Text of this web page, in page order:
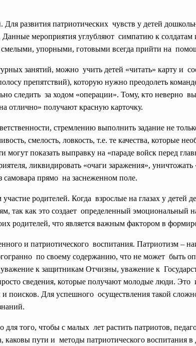
развития патриотических чувств у детей
мероприятия углубляют симпатию к солдатам
упорными, готовыми всегда прийти на
занятий, можно учить детей «читать» карту и
препятствий), которую нужно преодолеть
следить за ходом «операции». Тому, кто неверно
отлично» получают красную карточку.
стремлению выполнить задание не
смелость, ловкость, т.е. те качества, которые
показать выправку на «параде войск перед
ликвидировать «очаги заражения»,
прямо на заснеженном поле.
родителей. Когда взрослые на глазах у детей
так как это создает определенный эмоциональный
родителей, что является важным фактором в
и патриотического воспитания. Патриотизм –
по своему содержанию, что не может быть
к защитникам Отчизны, уважение к
сведения, которые получают молодые люди.
и поисков. Для успешного осуществления такой
того, чтобы с малых лет растить патриотов,
каковы пути и методы патриотического воспитания